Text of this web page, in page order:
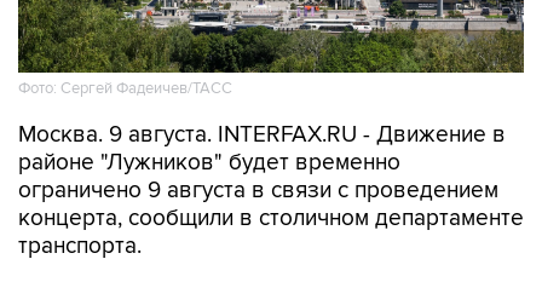
Фото: Сергей Фадеичев/ТАСС
Москва. 9 августа. INTERFAX.RU - Движение в
районе "Лужников" будет временно
ограничено 9 августа в связи с проведением
концерта, сообщили в столичном департаменте
транспорта.